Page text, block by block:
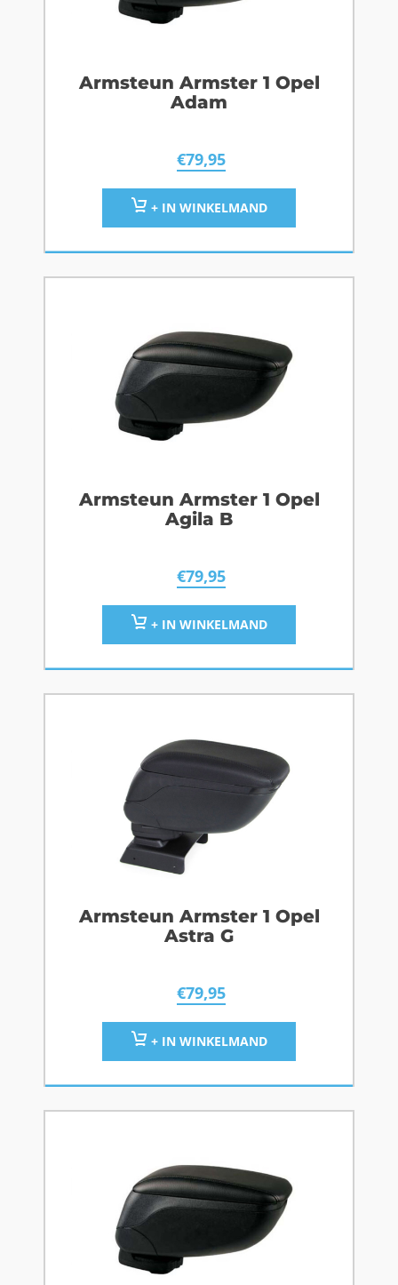
Armsteun Armster 1 Opel
Adam
€79,95
+ IN WINKELMAND
Armsteun Armster 1 Opel
Agila B
€79,95
+ IN WINKELMAND
Armsteun Armster 1 Opel
Astra G
€79,95
+ IN WINKELMAND